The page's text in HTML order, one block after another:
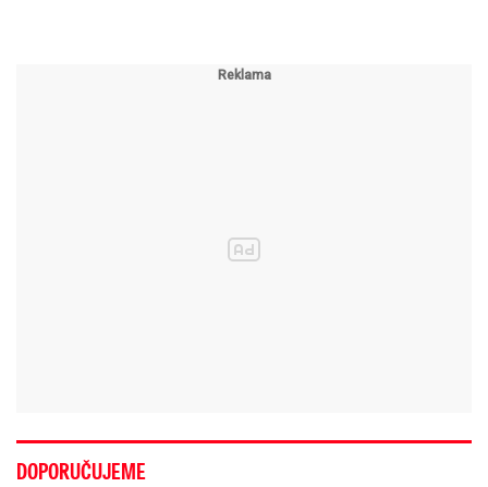
DOPORUČUJEME